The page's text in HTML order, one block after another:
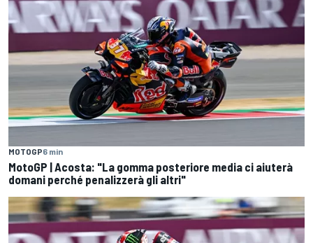
MOTOGP6 min
MotoGP | Acosta: "La gomma posteriore media ci aiuterà
domani perché penalizzerà gli altri"